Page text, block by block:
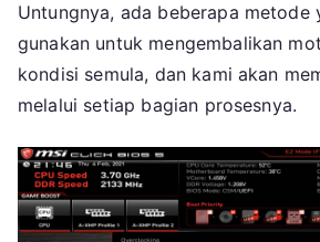
Untungnya, ada beberapa metode
gunakan untuk mengembalikan
kondisi semula, dan kami akan
melalui setiap bagian prosesnya.